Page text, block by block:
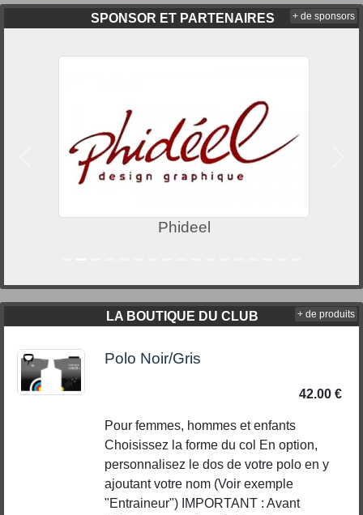
SPONSOR ET PARTENAIRES
Phideel
Précedent
+ de sponsors
LA BOUTIQUE DU CLUB
Polo Noir/Gris
42.00 €
Pour femmes, hommes et enfants
Choisissez la forme du col En option,
personnalisez le dos de votre polo en y
ajoutant votre nom (Voir exemple
"Entraineur") IMPORTANT : Avant
+ de produits